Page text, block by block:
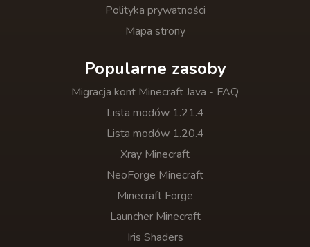
Polityka prywatności
Mapa strony
Popularne zasoby
Migracja kont Minecraft Java - FAQ
Lista modów 1.21.4
Lista modów 1.20.4
Xray Minecraft
NeoForge Minecraft
Minecraft Forge
Launcher Minecraft
Iris Shaders